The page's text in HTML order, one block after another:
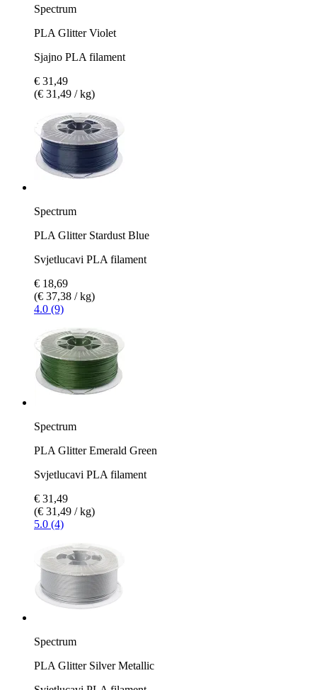
Spectrum
PLA Glitter Violet
Sjajno PLA filament
€ 31,49
(€ 31,49 / kg)
Spectrum
PLA Glitter Stardust Blue
Svjetlucavi PLA filament
€ 18,69
(€ 37,38 / kg)
4.0 (9)
Spectrum
PLA Glitter Emerald Green
Svjetlucavi PLA filament
€ 31,49
(€ 31,49 / kg)
5.0 (4)
Spectrum
PLA Glitter Silver Metallic